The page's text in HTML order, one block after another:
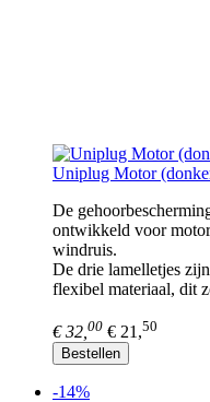
Uniplug Motor
De
ontwikkeld voor
windruis.
De drie lamelletjes
flexibel materiaal, dit
€ 32, 00 € 21,50
Bestellen
-14%